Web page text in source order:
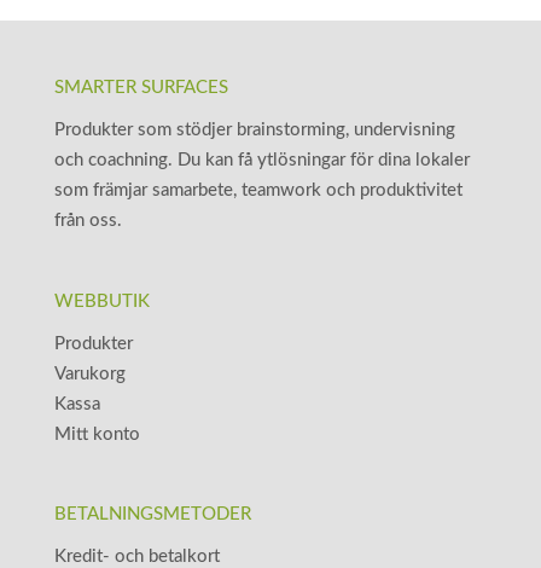
SMARTER SURFACES
Produkter som stödjer brainstorming, undervisning
och coachning. Du kan få ytlösningar för dina lokaler
som främjar samarbete, teamwork och produktivitet
från oss.
WEBBUTIK
Produkter
Varukorg
Kassa
Mitt konto
BETALNINGSMETODER
Kredit- och betalkort